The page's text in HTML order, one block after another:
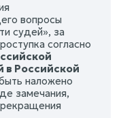
вопросы
судей», за
согласно
в Российской
наложено
замечания,